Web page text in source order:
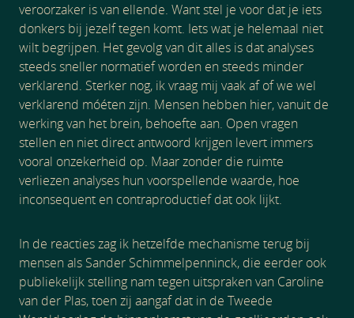
veroorzaker is van ellende. Want stel je voor dat je iets
donkers bij jezelf tegen komt. Iets wat je helemaal niet
wilt begrijpen. Het gevolg van dit alles is dat analyses
steeds sneller normatief worden en steeds minder
verklarend. Sterker nog, ik vraag mij vaak af of we wel
verklarend móéten zijn. Mensen hebben hier, vanuit de
werking van het brein, behoefte aan. Open vragen
stellen en niet direct antwoord krijgen levert immers
vooral onzekerheid op. Maar zonder die ruimte
verliezen analyses hun voorspellende waarde, hoe
inconsequent en contraproductief dat ook lijkt.
In de reacties zag ik hetzelfde mechanisme terug bij
mensen als Sander Schimmelpenninck, die eerder ook
publiekelijk stelling nam tegen uitspraken van Caroline
van der Plas, toen zij aangaf dat in de Tweede